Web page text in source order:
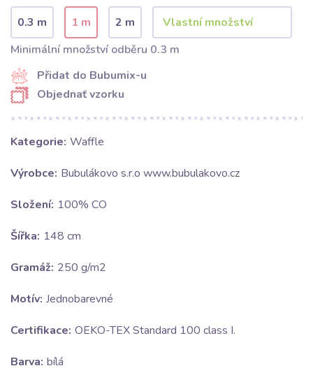
0.3 m 1 m
2 m
Minimální množství odběru 0.3 m
Přidat do Bubumix-u
Objednať vzorku
Kategorie: Waffle
Výrobce: Bubulákovo s.r.o www.bubulakovo.cz
Složení: 100% CO
Šířka: 148 cm
Gramáž: 250 g/m2
Motív: Jednobarevné
Certifikace: OEKO-TEX Standard 100 class I.
Barva: bílá